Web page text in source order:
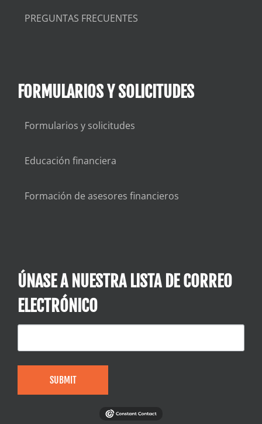
PREGUNTAS FRECUENTES
FORMULARIOS Y SOLICITUDES
Formularios y solicitudes
Educación financiera
Formación de asesores financieros
ÚNASE A NUESTRA LISTA DE CORREO
ELECTRÓNICO
SUBMIT